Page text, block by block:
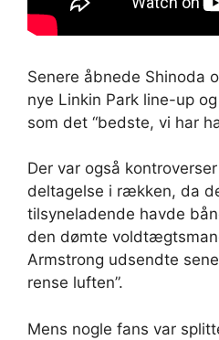
Senere åbnede Shinoda
nye Linkin Park line-up
som det “bedste, vi har
Der var også
deltagelse i rækken, da
tilsyneladende havde
den dømte
Armstrong udsendte
rense luften”.
Mens nogle fans var